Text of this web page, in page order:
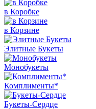
в Коробке
в Корзине
Элитные Букеты
Монобукеты
Комплименты*
Букеты-Сердце